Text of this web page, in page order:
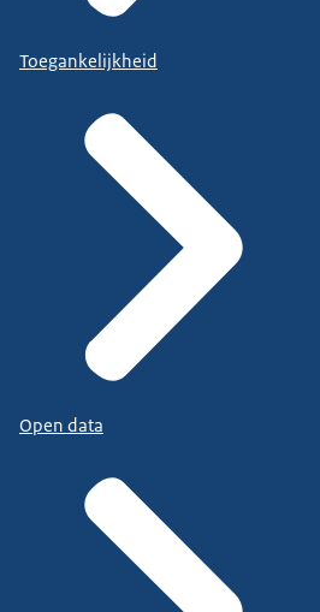
Toegankelijkheid
Open data